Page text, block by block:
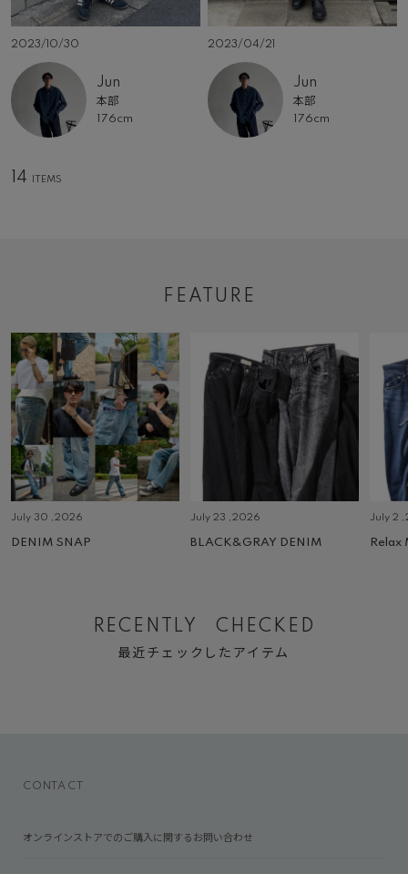
2023/10/30
Jun
本部
176cm
2023/04/21
Jun
本部
176cm
14
FEATURE
July 30 ,2026
DENIM SNAP
July 23 ,2026
BLACK&GRAY DENIM
July 2
Relax
RECENTLY CHECKED
最近チェックしたアイテム
CONTACT
オンラインストアでのご購入に関するお問い合わせ